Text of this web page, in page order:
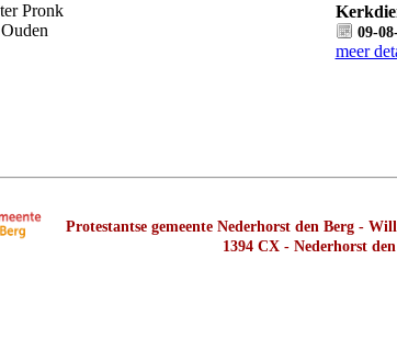
Pronk
09-
meer
Protestantse gemeente Nederhorst den Berg -
1394 CX - Nederhorst